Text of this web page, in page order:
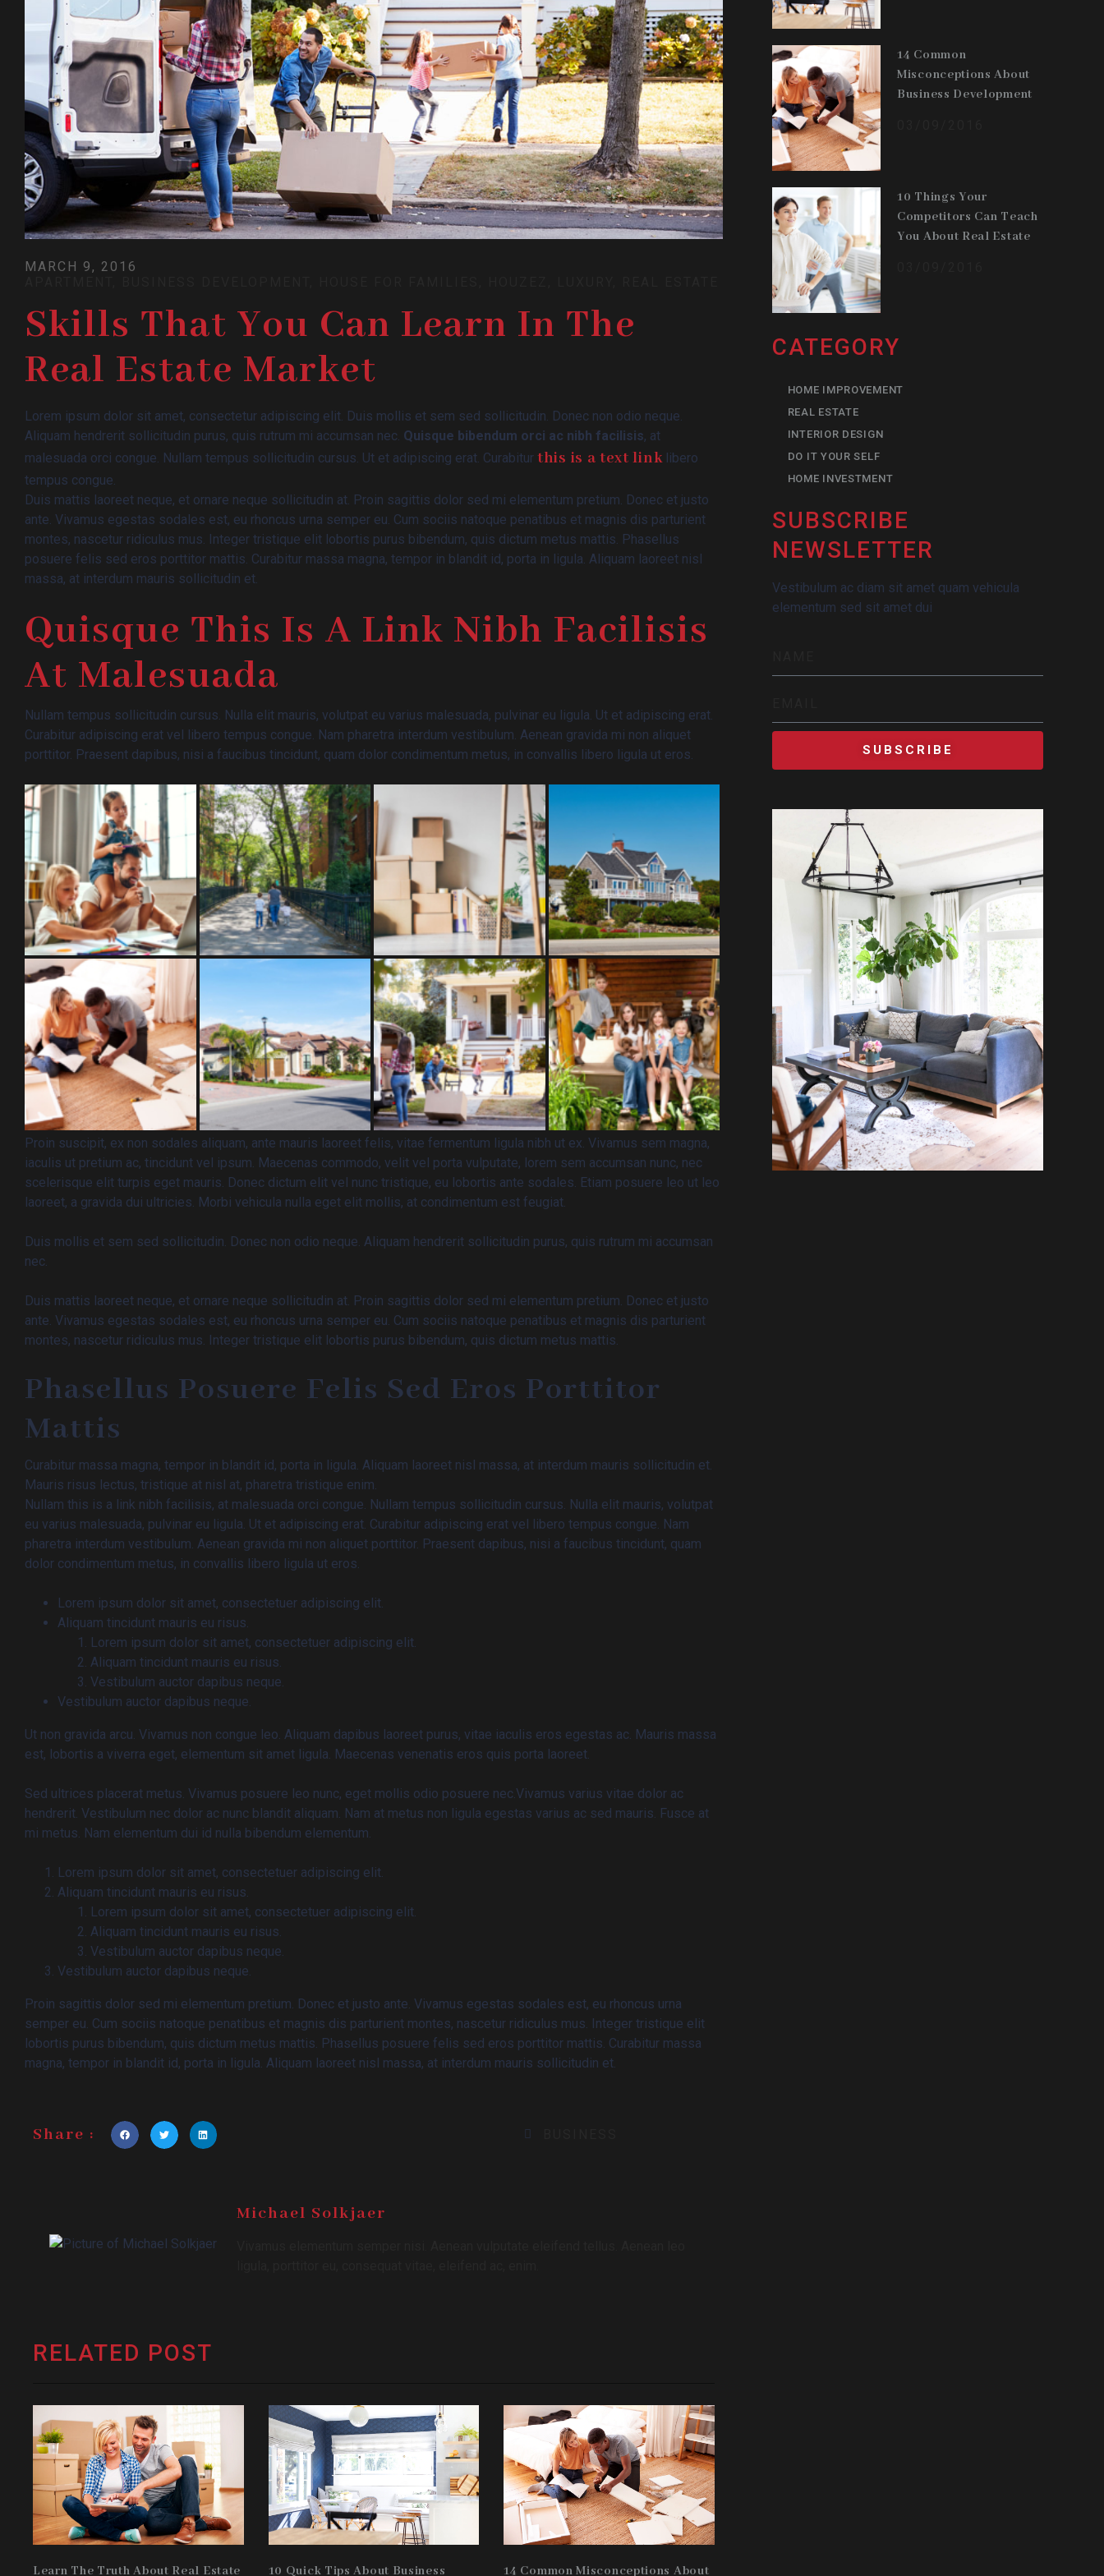
MARCH 9, 2016
Skills That You Can Learn In The
Real Estate Market
Lorem ipsum dolor sit amet, consectetur adipiscing elit. Duis mollis et sem sed sollicitudin. Donec non odio neque.
Aliquam hendrerit sollicitudin purus, quis rutrum mi accumsan nec. Quisque bibendum orci ac nibh facilisis, at
malesuada orci congue. Nullam tempus sollicitudin cursus. Ut et adipiscing erat. Curabitur this is a text linklibero
tempus congue.
Duis mattis laoreet neque, et ornare neque sollicitudin at. Proin sagittis dolor sed mi elementum pretium. Donec et justo
ante. Vivamus egestas sodales est, eu rhoncus urna semper eu. Cum sociis natoque penatibus et magnis dis parturient
montes, nascetur ridiculus mus. Integer tristique elit lobortis purus bibendum, quis dictum metus mattis. Phasellus
posuere felis sed eros porttitor mattis. Curabitur massa magna, tempor in blandit id, porta in ligula. Aliquam laoreet nisl
massa, at interdum mauris sollicitudin et.
Quisque This Is A Link Nibh Facilisis
At Malesuada
Nullam tempus sollicitudin cursus. Nulla elit mauris, volutpat eu varius malesuada, pulvinar eu ligula. Ut et adipiscing erat.
Curabitur adipiscing erat vel libero tempus congue. Nam pharetra interdum vestibulum. Aenean gravida mi non aliquet
porttitor. Praesent dapibus, nisi a faucibus tincidunt, quam dolor condimentum metus, in convallis libero ligula ut eros.
Proin suscipit, ex non sodales aliquam, ante mauris laoreet felis, vitae fermentum ligula nibh ut ex. Vivamus sem magna,
iaculis ut pretium ac, tincidunt vel ipsum. Maecenas commodo, velit vel porta vulputate, lorem sem accumsan nunc, nec
scelerisque elit turpis eget mauris. Donec dictum elit vel nunc tristique, eu lobortis ante sodales. Etiam posuere leo ut leo
laoreet, a gravida dui ultricies. Morbi vehicula nulla eget elit mollis, at condimentum est feugiat.
Duis mollis et sem sed sollicitudin. Donec non odio neque. Aliquam hendrerit sollicitudin purus, quis rutrum mi accumsan
nec.
Duis mattis laoreet neque, et ornare neque sollicitudin at. Proin sagittis dolor sed mi elementum pretium. Donec et justo
ante. Vivamus egestas sodales est, eu rhoncus urna semper eu. Cum sociis natoque penatibus et magnis dis parturient
montes, nascetur ridiculus mus. Integer tristique elit lobortis purus bibendum, quis dictum metus mattis.
Phasellus Posuere Felis Sed Eros Porttitor
Mattis
Curabitur massa magna, tempor in blandit id, porta in ligula. Aliquam laoreet nisl massa, at interdum mauris sollicitudin et.
Mauris risus lectus, tristique at nisl at, pharetra tristique enim.
Nullam this is a link nibh facilisis, at malesuada orci congue. Nullam tempus sollicitudin cursus. Nulla elit mauris, volutpat
eu varius malesuada, pulvinar eu ligula. Ut et adipiscing erat. Curabitur adipiscing erat vel libero tempus congue. Nam
pharetra interdum vestibulum. Aenean gravida mi non aliquet porttitor. Praesent dapibus, nisi a faucibus tincidunt, quam
dolor condimentum metus, in convallis libero ligula ut eros.
Lorem ipsum dolor sit amet, consectetuer adipiscing elit.
Aliquam tincidunt mauris eu risus.
Lorem ipsum dolor sit amet, consectetuer adipiscing elit.
Aliquam tincidunt mauris eu risus.
Vestibulum auctor dapibus neque.
Vestibulum auctor dapibus neque.
Ut non gravida arcu. Vivamus non congue leo. Aliquam dapibus laoreet purus, vitae iaculis eros egestas ac. Mauris massa
est, lobortis a viverra eget, elementum sit amet ligula. Maecenas venenatis eros quis porta laoreet.
Sed ultrices placerat metus. Vivamus posuere leo nunc, eget mollis odio posuere nec.Vivamus varius vitae dolor ac
hendrerit. Vestibulum nec dolor ac nunc blandit aliquam. Nam at metus non ligula egestas varius ac sed mauris. Fusce at
mi metus. Nam elementum dui id nulla bibendum elementum.
Lorem ipsum dolor sit amet, consectetuer adipiscing elit.
Aliquam tincidunt mauris eu risus.
Lorem ipsum dolor sit amet, consectetuer adipiscing elit.
Aliquam tincidunt mauris eu risus.
Vestibulum auctor dapibus neque.
Vestibulum auctor dapibus neque.
Proin sagittis dolor sed mi elementum pretium. Donec et justo ante. Vivamus egestas sodales est, eu rhoncus urna
semper eu. Cum sociis natoque penatibus et magnis dis parturient montes, nascetur ridiculus mus. Integer tristique elit
lobortis purus bibendum, quis dictum metus mattis. Phasellus posuere felis sed eros porttitor mattis. Curabitur massa
magna, tempor in blandit id, porta in ligula. Aliquam laoreet nisl massa, at interdum mauris sollicitudin et.
Share :
Michael Solkjaer
RELATED POST
Learn The Truth About Real Estate 10 Quick Tips About Business 14 Common Misconceptions About
14 Common
Misconceptions About
Business Development
10 Things Your
Competitors Can Teach
You About Real Estate
CATEGORY
HOME IMPROVEMENT
REAL ESTATE
INTERIOR DESIGN
DO IT YOUR SELF
HOME INVESTMENT
SUBSCRIBE
NEWSLETTER
Vestibulum ac diam sit amet quam vehicula
elementum sed sit amet dui
SUBSCRIBE